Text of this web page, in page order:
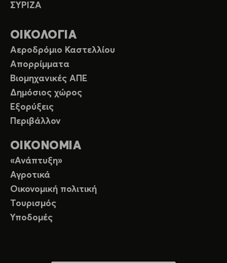
ΣΥΡΙΖΑ
ΟΙΚΟΛΟΓΙΑ
Αεροδρόμιο Καστελλίου
Απορρίμματα
Βιομηχανικές ΑΠΕ
Δημόσιος χώρος
Εξορύξεις
Περιβάλλον
ΟΙΚΟΝΟΜΙΑ
«Ανάπτυξη»
Αγροτικά
Οικονομική πολιτική
Τουρισμός
Υποδομές